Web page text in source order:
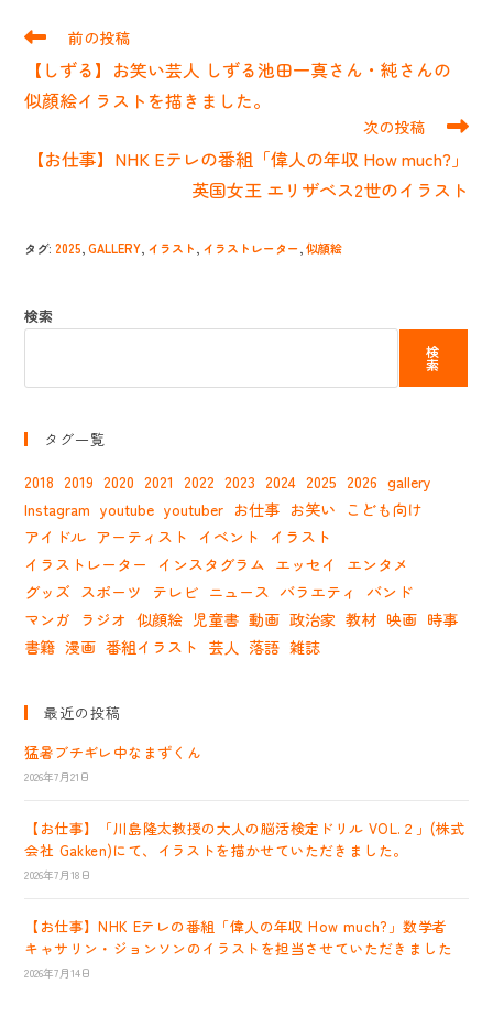
そ
他
の
を
前の投稿
【しずる】お笑い芸人 しずる池田一真さん・純さんの
似顔絵イラストを描きました。
次の投稿
【お仕事】NHK Eテレの番組「偉人の年収 How much?」
英国女王 エリザベス2世のイラスト
タグ:2025, GALLERY, イラスト, イラストレーター, 似顔絵
検索
検
索
タグ一覧
2018 2019 2020 2021 2022 2023 2024 2025 2026 gallery
Instagram youtube youtuber お仕事 お笑い こども向け
アイドル アーティスト イベント
イラスト
イラストレーター
インスタグラム エッセイ
エンタメ
グッズ スポーツ テレビ ニュース バラエティ
バンド
マンガ ラジオ 似顔絵 児童書 動画 政治家 教材 映画 時事
書籍 漫画 番組イラスト 芸人 落語 雑誌
最近の投稿
猛暑ブチギレ中なまずくん
2026年7月21日
【お仕事】「川島隆太教授の大人の脳活検定ドリル VOL.２」(株式
会社 Gakken)にて、イラストを描かせていただきました。
2026年7月18日
【お仕事】NHK Eテレの番組「偉人の年収 How much?」数学者
キャサリン・ジョンソンのイラストを担当させていただきました
2026年7月14日